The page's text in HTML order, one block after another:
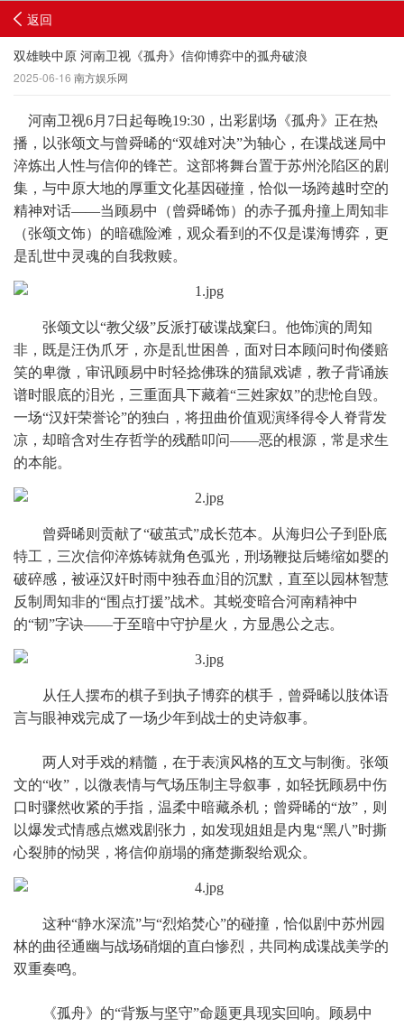
返回
双雄映中原 河南卫视《孤舟》信仰博弈中的孤舟破浪
2025-06-16 南方娱乐网
河南卫视6月7日起每晚19:30，出彩剧场《孤舟》正在热
播，以张颂文与曾舜晞的“双雄对决”为轴心，在谍战迷局中
淬炼出人性与信仰的锋芒。这部将舞台置于苏州沦陷区的剧
集，与中原大地的厚重文化基因碰撞，恰似一场跨越时空的
精神对话——当顾易中（曾舜晞饰）的赤子孤舟撞上周知非
（张颂文饰）的暗礁险滩，观众看到的不仅是谍海博弈，更
是乱世中灵魂的自我救赎。
张颂文以“教父级”反派打破谍战窠臼。他饰演的周知
非，既是汪伪爪牙，亦是乱世困兽，面对日本顾问时佝偻赔
笑的卑微，审讯顾易中时轻捻佛珠的猫鼠戏谑，教子背诵族
谱时眼底的泪光，三重面具下藏着“三姓家奴”的悲怆自毁。
一场“汉奸荣誉论”的独白，将扭曲价值观演绎得令人脊背发
凉，却暗含对生存哲学的残酷叩问——恶的根源，常是求生
的本能。
曾舜晞则贡献了“破茧式”成长范本。从海归公子到卧底
特工，三次信仰淬炼铸就角色弧光，刑场鞭挞后蜷缩如婴的
破碎感，被诬汉奸时雨中独吞血泪的沉默，直至以园林智慧
反制周知非的“围点打援”战术。其蜕变暗合河南精神中
的“韧”字诀——于至暗中守护星火，方显愚公之志。
从任人摆布的棋子到执子博弈的棋手，曾舜晞以肢体语
言与眼神戏完成了一场少年到战士的史诗叙事。
两人对手戏的精髓，在于表演风格的互文与制衡。张颂
文的“收”，以微表情与气场压制主导叙事，如轻抚顾易中伤
口时骤然收紧的手指，温柔中暗藏杀机；曾舜晞的“放”，则
以爆发式情感点燃戏剧张力，如发现姐姐是内鬼“黑八”时撕
心裂肺的恸哭，将信仰崩塌的痛楚撕裂给观众。
这种“静水深流”与“烈焰焚心”的碰撞，恰似剧中苏州园
林的曲径通幽与战场硝烟的直白惨烈，共同构成谍战美学的
双重奏鸣。
《孤舟》的“背叛与坚守”命题更具现实回响。顾易中